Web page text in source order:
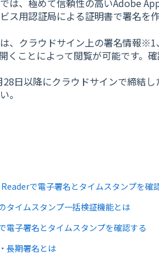
は、極めて信頼性の高いAdobe
ス用認証局による証明書で署名を作
、クラウドサイン上の署名情報
くことによって閲覧が可能です。
日以降にクラウドサインで締結し
。
で電子署名とタイムスタンプを確
タイムスタンプ一括検証機能とは
電子署名とタイムスタンプを確認する
長期署名とは